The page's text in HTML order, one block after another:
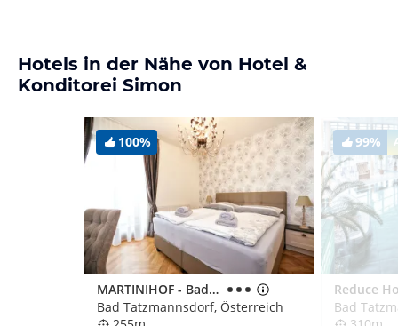
Hotels in der Nähe von Hotel &
Konditorei Simon
100%
MARTINIHOF - Bad Tatzmannsdorf
Bad Tatzmannsdorf, Österreich
99%
Bad